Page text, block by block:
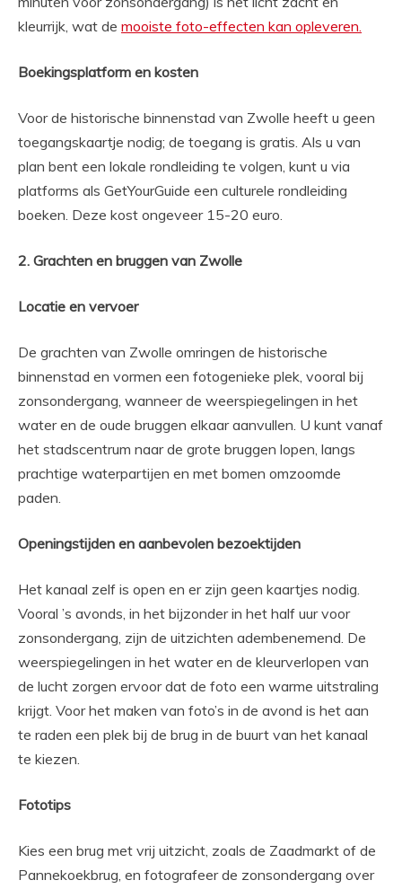
kleurrijk, wat de mooiste foto-effecten kan opleveren.
Boekingsplatform en kosten
Voor de historische binnenstad van Zwolle heeft u geen
toegangskaartje nodig; de toegang is gratis. Als u van
plan bent een lokale rondleiding te volgen, kunt u via
platforms als GetYourGuide een culturele rondleiding
boeken. Deze kost ongeveer 15-20 euro.
2. Grachten en bruggen van Zwolle
Locatie en vervoer
De grachten van Zwolle omringen de historische
binnenstad en vormen een fotogenieke plek, vooral bij
zonsondergang, wanneer de weerspiegelingen in het
water en de oude bruggen elkaar aanvullen. U kunt vanaf
het stadscentrum naar de grote bruggen lopen, langs
prachtige waterpartijen en met bomen omzoomde
paden.
Openingstijden en aanbevolen bezoektijden
Het kanaal zelf is open en er zijn geen kaartjes nodig.
Vooral ’s avonds, in het bijzonder in het half uur voor
zonsondergang, zijn de uitzichten adembenemend. De
weerspiegelingen in het water en de kleurverlopen van
de lucht zorgen ervoor dat de foto een warme uitstraling
krijgt. Voor het maken van foto’s in de avond is het aan
te raden een plek bij de brug in de buurt van het kanaal
te kiezen.
Fototips
Kies een brug met vrij uitzicht, zoals de Zaadmarkt of de
Pannekoekbrug, en fotografeer de zonsondergang over